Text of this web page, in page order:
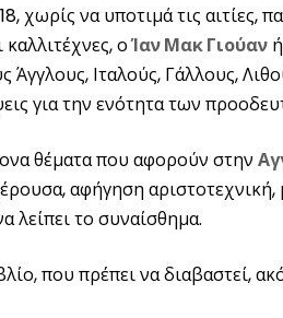
χωρίς να υποτιμά τις αιτίες,
οΊαν Μακ Γιούαν
Άγγλους, Ιταλούς, Γάλλους,
για την ενότητα των
θέματα που αφορούν στην
αφήγηση
λείπει το συναίσθημα.
που πρέπει να διαβαστεί,